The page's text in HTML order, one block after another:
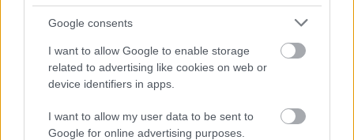
Google consents
I want to allow Google to enable storage
related to advertising like cookies on web or
device identifiers in apps.
I want to allow my user data to be sent to
Google for online advertising purposes.